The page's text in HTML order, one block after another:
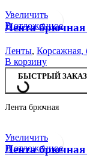
Увеличить
В отложенное
Лента
Ленты, Корсажная,
В корзину
БЫСТРЫЙ ЗАКАЗ
Лента брючная
Увеличить
В отложенное
Лента